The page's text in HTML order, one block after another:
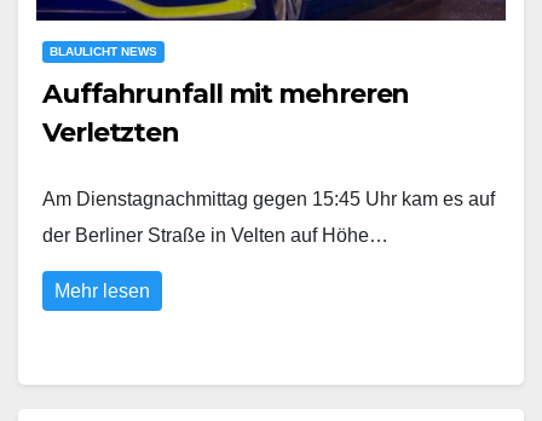
BLAULICHT NEWS
Auffahrunfall mit mehreren
Verletzten
Am Dienstagnachmittag gegen 15:45 Uhr kam es auf
der Berliner Straße in Velten auf Höhe…
Mehr lesen